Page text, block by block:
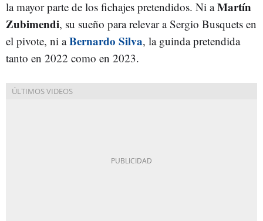
la mayor parte de los fichajes pretendidos. Ni aMartín
Zubimendi, su sueño para relevar a Sergio Busquets en
el pivote, ni aBernardo Silva, la guinda pretendida
tanto en 2022 como en 2023.